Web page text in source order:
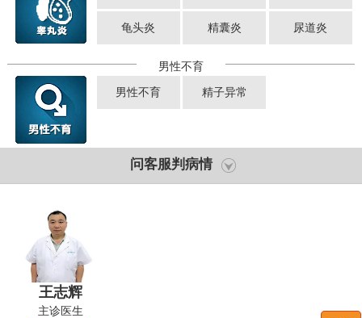
龟头炎 精囊炎 尿道炎
男性不育
男性不育 精子异常
问客服判病情
王志辉
主诊医生